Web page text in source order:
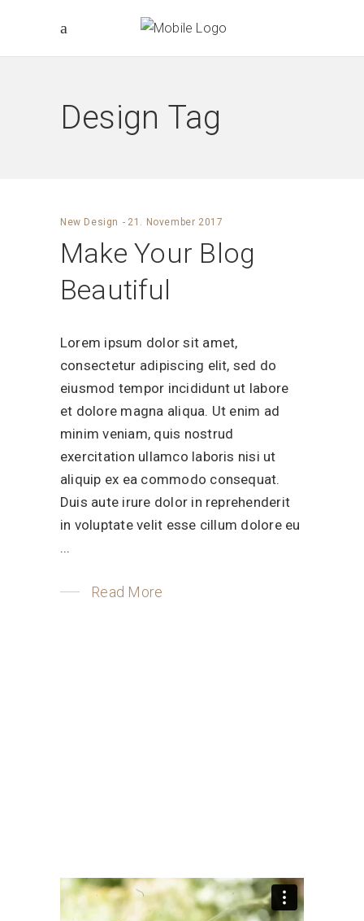
Design Tag
New Design 21. November 2017
Make Your Blog
Beautiful
Lorem ipsum dolor sit amet,
consectetur adipiscing elit, sed do
eiusmod tempor incididunt ut labore
et dolore magna aliqua. Ut enim ad
minim veniam, quis nostrud
exercitation ullamco laboris nisi ut
aliquip ex ea commodo consequat.
Duis aute irure dolor in reprehenderit
in voluptate velit esse cillum dolore eu
Read More